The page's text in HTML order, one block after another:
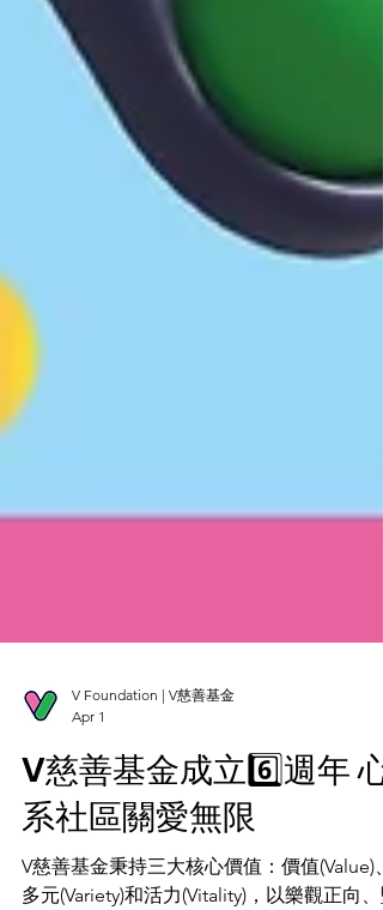
V Foundation | V慈善基金
Apr 1
V慈善基金成立6️⃣週年 心
系社區關愛無限